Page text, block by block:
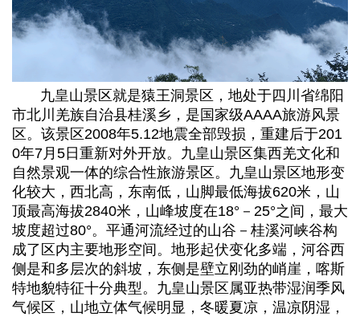
九皇山景区就是猿王洞景区，地处于‌四川省绵阳
市‌北川羌族自治县桂溪乡，是国家级AAAA旅游风景
区。该景区2008年5.12地震全部毁损，重建后于201
0年7月5日重新对外开放。九皇山景区集西羌文化和
自然景观一体的综合性旅游景区。九皇山景区地形变
化较大，西北高，东南低，山脚最低海拔620米，山
顶最高海拔2840米，山峰坡度在18°－25°之间，最大
坡度超过80°。平通河流经过的山谷－桂溪河峡谷构
成了区内主要地形空间。地形起伏变化多端，河谷西
侧是和多层次的斜坡，东侧是壁立刚劲的峭崖，喀斯
特地貌特征十分典型。九皇山景区属亚热带湿润季风
气候区，山地立体气候明显，冬暖夏凉，温凉阴湿，